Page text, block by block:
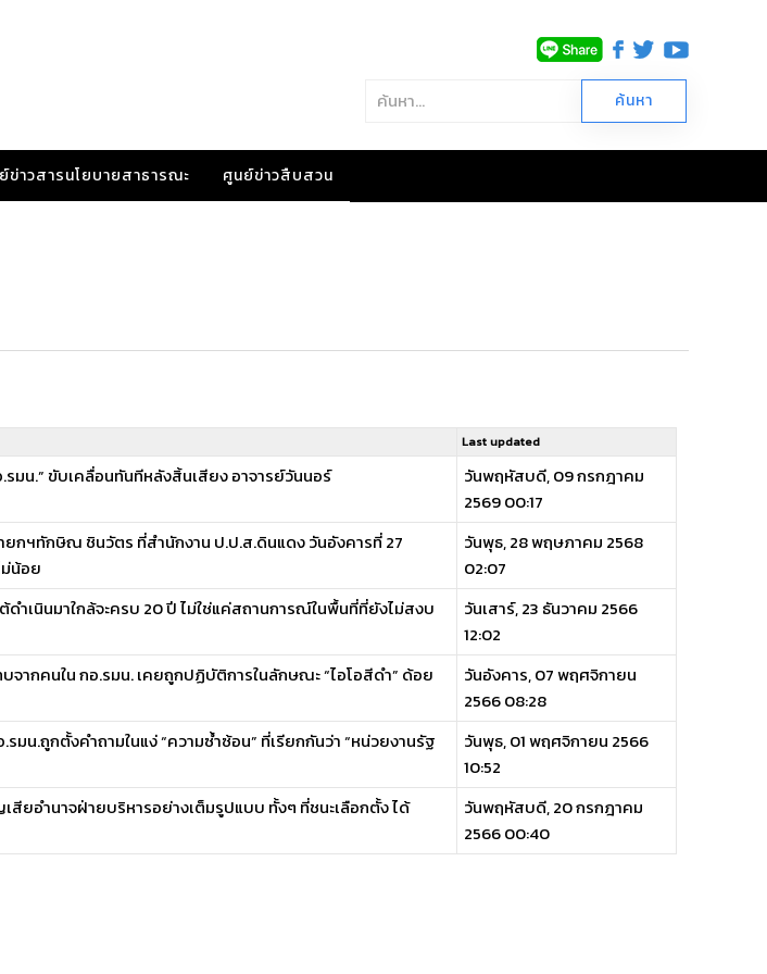
ข่าวสารนโยบายสาธารณะ ศูนย์ข่าวสืบสวน
Last updated
รมน.” ขับเคลื่อนทันทีหลังสิ้นเสียง อาจารย์วันนอร์
วันพฤหัสบดี, 09 กรกฎาคม
2569 00:17
กฯทักษิณ ชินวัตร ที่สำนักงาน ป.ป.ส.ดินแดง วันอังคารที่ 27
น้อย
วันพุธ, 28 พฤษภาคม 2568
02:07
ำเนินมาใกล้จะครบ 20 ปี ไม่ใช่แค่สถานการณ์ในพื้นที่ที่ยังไม่สงบ
วันเสาร์, 23 ธันวาคม 2566
12:02
จากคนใน กอ.รมน. เคยถูกปฏิบัติการในลักษณะ “ไอโอสีดำ” ด้อย
วันอังคาร, 07 พฤศจิกายน
2566 08:28
มน.ถูกตั้งคำถามในแง่ “ความซ้ำซ้อน” ที่เรียกกันว่า “หน่วยงานรัฐ
วันพุธ, 01 พฤศจิกายน 2566
10:52
สียอำนาจฝ่ายบริหารอย่างเต็มรูปแบบ ทั้งๆ ที่ชนะเลือกตั้ง ได้
วันพฤหัสบดี, 20 กรกฎาคม
2566 00:40